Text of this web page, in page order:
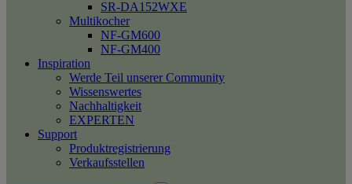
SR-DA152WXE
Multikocher
NF-GM600
NF-GM400
Inspiration
Werde Teil unserer Community
Wissenswertes
Nachhaltigkeit
EXPERTEN
Support
Produktregistrierung
Verkaufsstellen